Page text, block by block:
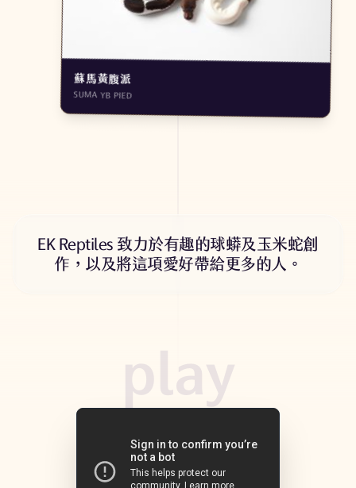
蘇馬黃腹派
SUMA YB PIED
EK Reptiles 致力於有趣的球蟒及玉米蛇創
作，以及將這項愛好帶給更多的人。
play